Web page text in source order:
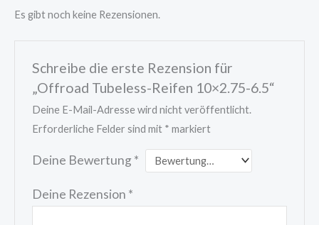
Es gibt noch keine Rezensionen.
Schreibe die erste Rezension für
„Offroad Tubeless-Reifen 10×2.75-6.5“
Deine E-Mail-Adresse wird nicht veröffentlicht.
Erforderliche Felder sind mit * markiert
Deine Bewertung *
Deine Rezension *